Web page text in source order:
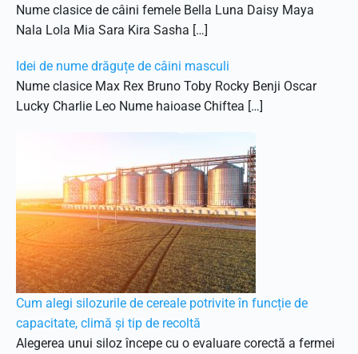
Nume clasice de câini femele Bella Luna Daisy Maya
Nala Lola Mia Sara Kira Sasha […]
Idei de nume drăguțe de câini masculi
Nume clasice Max Rex Bruno Toby Rocky Benji Oscar
Lucky Charlie Leo Nume haioase Chiftea […]
Cum alegi silozurile de cereale potrivite în funcție de
capacitate, climă și tip de recoltă
Alegerea unui siloz începe cu o evaluare corectă a fermei